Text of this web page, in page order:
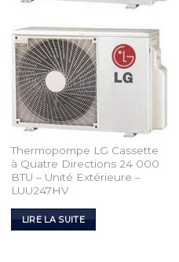
Thermopompe LG Cassette
à Quatre Directions 24 000
BTU – Unité Extérieure –
LUU247HV
LIRE LA SUITE